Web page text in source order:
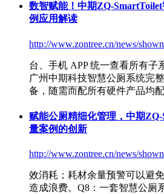
数智赋能！中期ZQ-
例应用解读
http://www.zontree.cn/news/
台、手机 APP 统一查看所有子
广州中期科技智慧公厕系统完
备，随需而配所有硬件产品均
赋能公厕精细化管理，中期
量案例的创新
http://www.zontree.cn/news/
效消耗；耗材余量预警可以避
造成浪费。Q8：一套智慧公厕